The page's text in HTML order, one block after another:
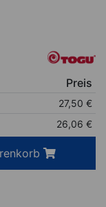
Preis
27,50€
26,06€